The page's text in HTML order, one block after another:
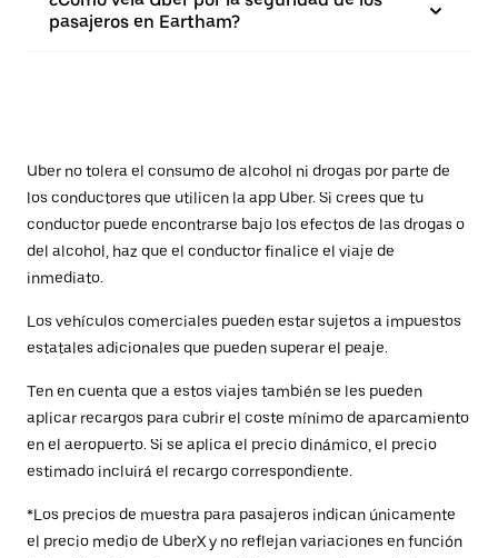
pasajeros en Eartham?
Uber no tolera el consumo de alcohol ni drogas por parte de
los conductores que utilicen la app Uber. Si crees que tu
conductor puede encontrarse bajo los efectos de las drogas o
del alcohol, haz que el conductor finalice el viaje de
inmediato.
Los vehículos comerciales pueden estar sujetos a impuestos
estatales adicionales que pueden superar el peaje.
Ten en cuenta que a estos viajes también se les pueden
aplicar recargos para cubrir el coste mínimo de aparcamiento
en el aeropuerto. Si se aplica el precio dinámico, el precio
estimado incluirá el recargo correspondiente.
*Los precios de muestra para pasajeros indican únicamente
el precio medio de UberX y no reflejan variaciones en función